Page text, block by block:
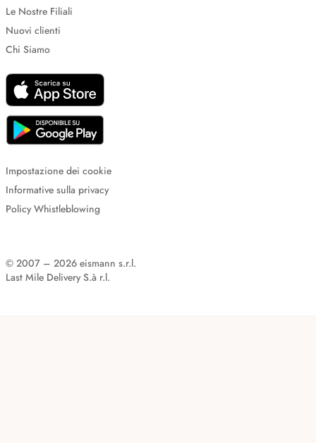
Le Nostre Filiali
Nuovi clienti
Chi Siamo
Impostazione dei cookie
Informative sulla privacy
Policy Whistleblowing
© 2007 – 2026 eismann s.r.l.
Last Mile Delivery S.à r.l.